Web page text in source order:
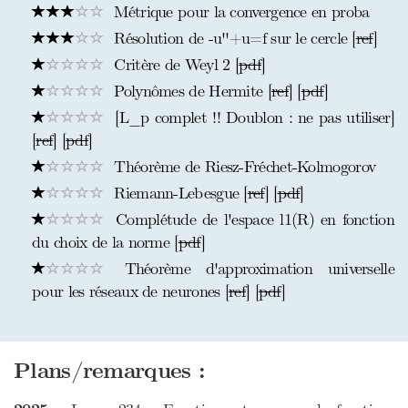
Métrique pour la convergence en proba
Résolution de -u''+u=f sur le cercle [ref]
Critère de Weyl 2 [pdf]
Polynômes de Hermite [ref] [pdf]
[L_p complet !! Doublon : ne pas utiliser]
[ref] [pdf]
Théorème de Riesz-Fréchet-Kolmogorov
Riemann-Lebesgue [ref] [pdf]
Complétude de l'espace l1(R) en fonction
du choix de la norme [pdf]
Théorème d'approximation universelle
pour les réseaux de neurones [ref] [pdf]
Plans/remarques :